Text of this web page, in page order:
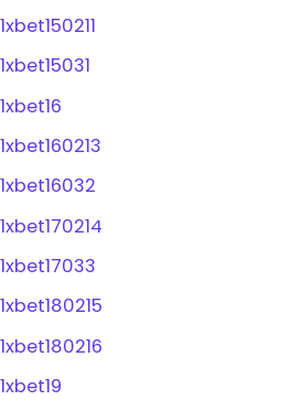
1xbet150211
1xbet15031
1xbet16
1xbet160213
1xbet16032
1xbet170214
1xbet17033
1xbet180215
1xbet180216
1xbet19